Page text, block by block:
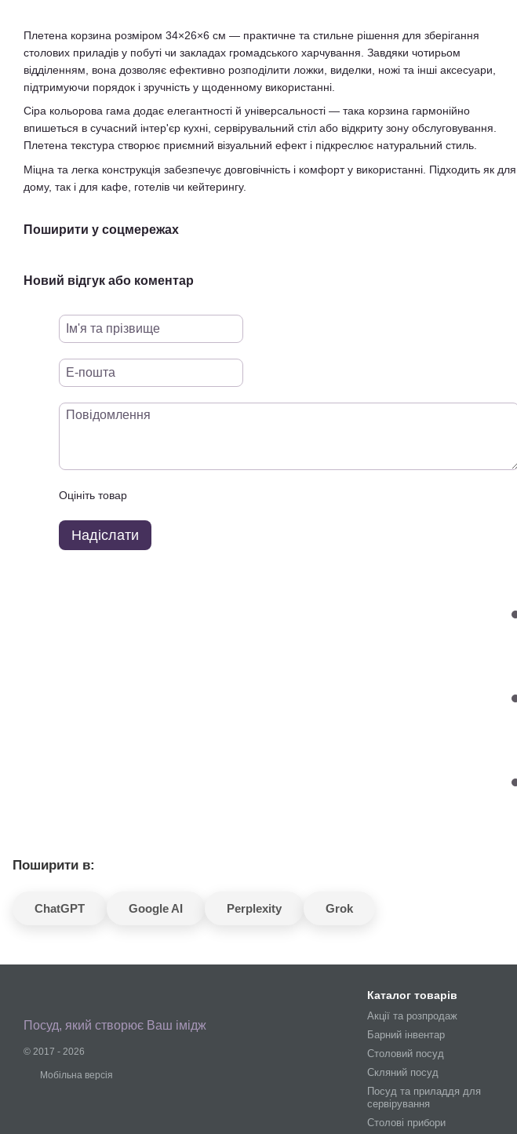
Плетена корзина розміром 34×26×6 см — практичне та стильне рішення для зберігання
столових приладів у побуті чи закладах громадського харчування. Завдяки чотирьом
відділенням, вона дозволяє ефективно розподілити ложки, виделки, ножі та інші аксесуари,
підтримуючи порядок і зручність у щоденному використанні.
Сіра кольорова гама додає елегантності й універсальності — така корзина гармонійно
впишеться в сучасний інтер'єр кухні, сервірувальний стіл або відкриту зону обслуговування.
Плетена текстура створює приємний візуальний ефект і підкреслює натуральний стиль.
Міцна та легка конструкція забезпечує довговічність і комфорт у використанні. Підходить як для
дому, так і для кафе, готелів чи кейтерингу.
Поширити у соцмережах
Новий відгук або коментар
Оцініть товар
Надіслати
Поширити в:
ChatGPT Google AI Perplexity Grok
Посуд, який створює Ваш імідж
© 2017 - 2026
Мобільна версія
Каталог товарів
Акції та розпродаж
Барний інвентар
Столовий посуд
Скляний посуд
Посуд та приладдя для
сервірування
Столові прибори